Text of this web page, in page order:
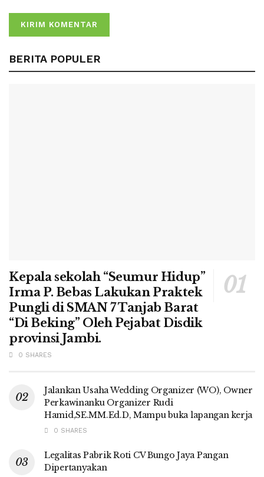
BERITA POPULER
Kepala sekolah “Seumur Hidup”
Irma P. Bebas Lakukan Praktek
Pungli di SMAN 7 Tanjab Barat
“Di Beking” Oleh Pejabat Disdik
provinsi Jambi.
0 SHARES
Jalankan Usaha Wedding Organizer (WO), Owner
Perkawinanku Organizer Rudi
Hamid,SE.MM.Ed.D, Mampu buka lapangan kerja
0 SHARES
Legalitas Pabrik Roti CV Bungo Jaya Pangan
Dipertanyakan